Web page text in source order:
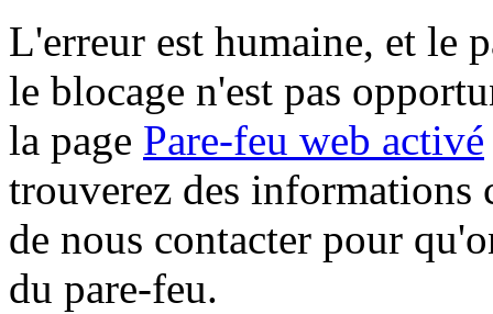
L'erreur est humaine, et le
le blocage n'est pas
la page Pare-feu web activé
trouverez des informations
de nous contacter pour
du pare-feu.